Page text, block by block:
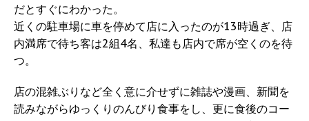
だとすぐにわかった。
近くの駐車場に車を停めて店に入ったのが13時過ぎ、店
内満席で待ち客は2組4名、私達も店内で席が空くのを待
つ。
店の混雑ぶりなど全く意に介せずに雑誌や漫画、新聞を
読みながらゆっくりのんびり食事をし、更に食後のコー